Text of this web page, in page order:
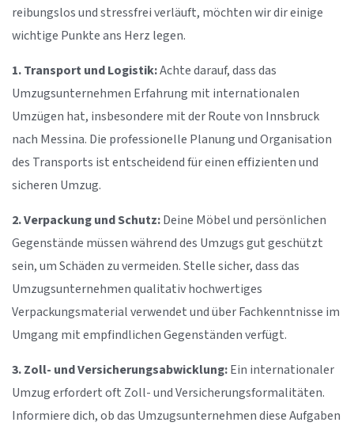
reibungslos und stressfrei verläuft, möchten wir dir einige
wichtige Punkte ans Herz legen.
1. Transport und Logistik:Achte darauf, dass das
Umzugsunternehmen Erfahrung mit internationalen
Umzügen hat, insbesondere mit der Route von Innsbruck
nach Messina. Die professionelle Planung und Organisation
des Transports ist entscheidend für einen effizienten und
sicheren Umzug.
2. Verpackung und Schutz:Deine Möbel und persönlichen
Gegenstände müssen während des Umzugs gut geschützt
sein, um Schäden zu vermeiden. Stelle sicher, dass das
Umzugsunternehmen qualitativ hochwertiges
Verpackungsmaterial verwendet und über Fachkenntnisse im
Umgang mit empfindlichen Gegenständen verfügt.
3. Zoll- und Versicherungsabwicklung:Ein internationaler
Umzug erfordert oft Zoll- und Versicherungsformalitäten.
Informiere dich, ob das Umzugsunternehmen diese Aufgaben